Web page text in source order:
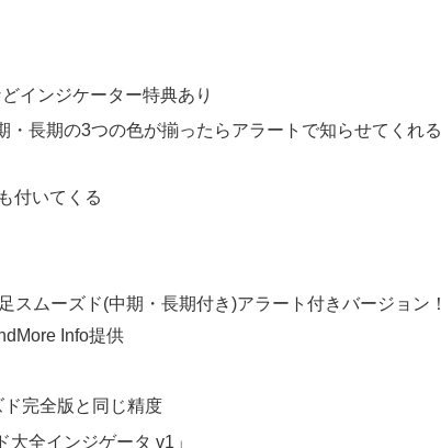
インジケーター特典あり
・長期の3つの色が揃ったらアラートで知らせてくれる
付いてくる
スムーズド(中期・長期付き)アラート付きバージョン！
Info提供
完全版と同じ精度
大全インジゲータ v1」